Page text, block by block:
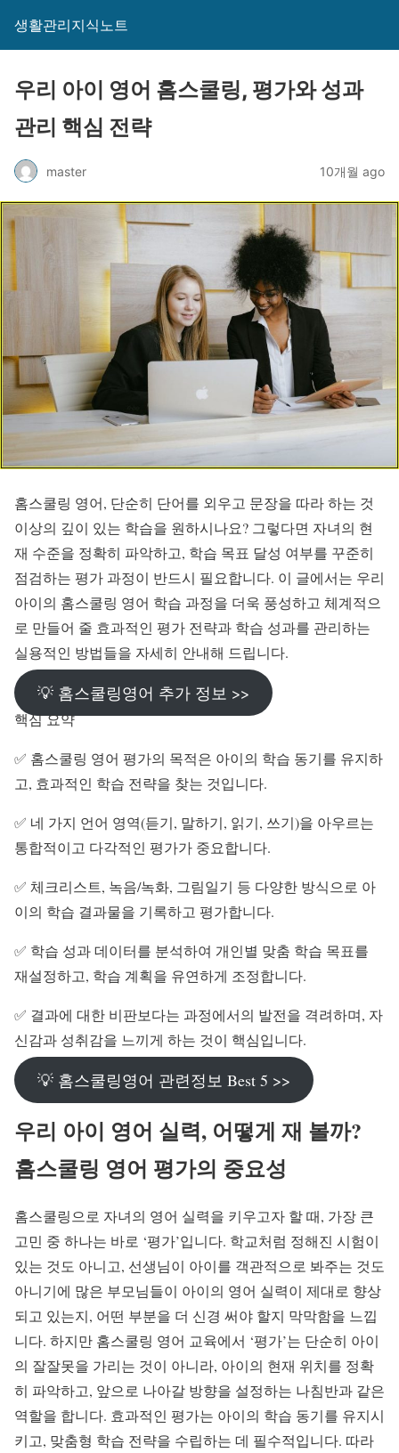
생활관리지식노트
우리 아이 영어 홈스쿨링, 평가와 성과
관리 핵심 전략
master 10개월 ago
홈스쿨링 영어, 단순히 단어를 외우고 문장을 따라 하는 것
이상의 깊이 있는 학습을 원하시나요? 그렇다면 자녀의 현
재 수준을 정확히 파악하고, 학습 목표 달성 여부를 꾸준히
점검하는 평가 과정이 반드시 필요합니다. 이 글에서는 우리
아이의 홈스쿨링 영어 학습 과정을 더욱 풍성하고 체계적으
로 만들어 줄 효과적인 평가 전략과 학습 성과를 관리하는
실용적인 방법들을 자세히 안내해 드립니다.
💡 홈스쿨링영어 추가 정보 >>
핵심 요약
✅ 홈스쿨링 영어 평가의 목적은 아이의 학습 동기를 유지하
고, 효과적인 학습 전략을 찾는 것입니다.
✅ 네 가지 언어 영역(듣기, 말하기, 읽기, 쓰기)을 아우르는
통합적이고 다각적인 평가가 중요합니다.
✅ 체크리스트, 녹음/녹화, 그림일기 등 다양한 방식으로 아
이의 학습 결과물을 기록하고 평가합니다.
✅ 학습 성과 데이터를 분석하여 개인별 맞춤 학습 목표를
재설정하고, 학습 계획을 유연하게 조정합니다.
✅ 결과에 대한 비판보다는 과정에서의 발전을 격려하며, 자
신감과 성취감을 느끼게 하는 것이 핵심입니다.
💡 홈스쿨링영어 관련정보 Best 5 >>
우리 아이 영어 실력, 어떻게 재 볼까?
홈스쿨링 영어 평가의 중요성
홈스쿨링으로 자녀의 영어 실력을 키우고자 할 때, 가장 큰
고민 중 하나는 바로 ‘평가’입니다. 학교처럼 정해진 시험이
있는 것도 아니고, 선생님이 아이를 객관적으로 봐주는 것도
아니기에 많은 부모님들이 아이의 영어 실력이 제대로 향상
되고 있는지, 어떤 부분을 더 신경 써야 할지 막막함을 느낍
니다. 하지만 홈스쿨링 영어 교육에서 ‘평가’는 단순히 아이
의 잘잘못을 가리는 것이 아니라, 아이의 현재 위치를 정확
히 파악하고, 앞으로 나아갈 방향을 설정하는 나침반과 같은
역할을 합니다. 효과적인 평가는 아이의 학습 동기를 유지시
키고, 맞춤형 학습 전략을 수립하는 데 필수적입니다. 따라